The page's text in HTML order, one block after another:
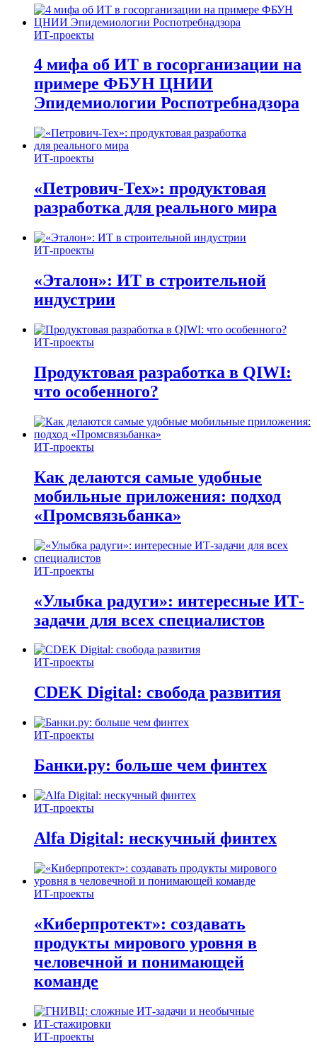
ИТ-проекты
4 мифа об ИТ в госорганизации на
примере ФБУН ЦНИИ
Эпидемиологии Роспотребнадзора
ИТ-проекты
«Петрович-Тех»: продуктовая
разработка для реального мира
ИТ-проекты
«Эталон»: ИТ в строительной
индустрии
ИТ-проекты
Продуктовая разработка в QIWI:
что особенного?
ИТ-проекты
Как делаются самые удобные
мобильные приложения: подход
«Промсвязьбанка»
ИТ-проекты
«Улыбка радуги»: интересные ИТ-
задачи для всех специалистов
ИТ-проекты
CDEK Digital: свобода развития
ИТ-проекты
Банки.ру: больше чем финтех
ИТ-проекты
Alfa Digital: нескучный финтех
ИТ-проекты
«Киберпротект»: создавать
продукты мирового уровня в
человечной и понимающей
команде
ИТ-проекты